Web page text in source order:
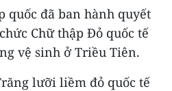
quốc đã ban hành quyết
Chữ thập Đỏ quốc tế
vệ sinh ở Triều Tiên.
lưỡi liềm đỏ quốc tế